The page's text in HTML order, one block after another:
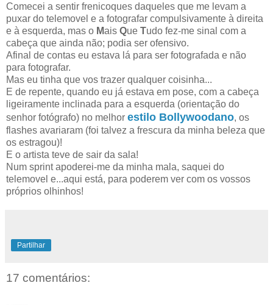
Comecei a sentir frenicoques daqueles que me levam a
puxar do telemovel e a fotografar compulsivamente à direita
e à esquerda, mas o Mais Que Tudo fez-me sinal com a
cabeça que ainda não; podia ser ofensivo.
Afinal de contas eu estava lá para ser fotografada e não
para fotografar.
Mas eu tinha que vos trazer qualquer coisinha...
E de repente, quando eu já estava em pose, com a cabeça
ligeiramente inclinada para a esquerda (orientação do
senhor fotógrafo) no melhor estilo Bollywoodano, os
flashes avariaram (foi talvez a frescura da minha beleza que
os estragou)!
E o artista teve de sair da sala!
Num sprint apoderei-me da minha mala, saquei do
telemovel e...aqui está, para poderem ver com os vossos
próprios olhinhos!
Partilhar
17 comentários: